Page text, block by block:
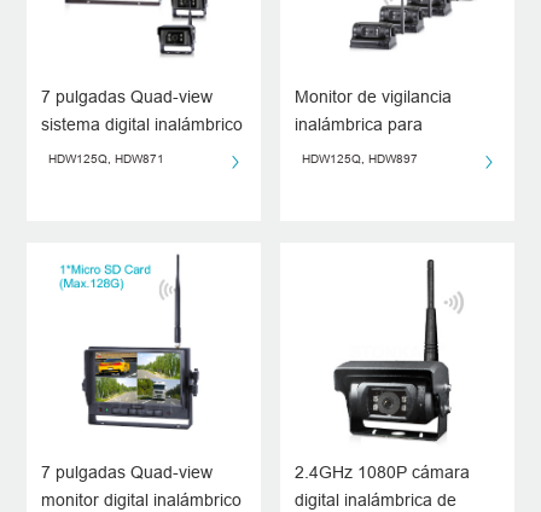
7 pulgadas Quad-view
sistema digital inalámbrico
de alta definición
HDW125Q, HDW871
Monitor de vigilancia
inalámbrica para
vehículos
HDW125Q, HDW897
7 pulgadas Quad-view
monitor digital inalámbrico
2.4GHz 1080P cámara
digital inalámbrica de